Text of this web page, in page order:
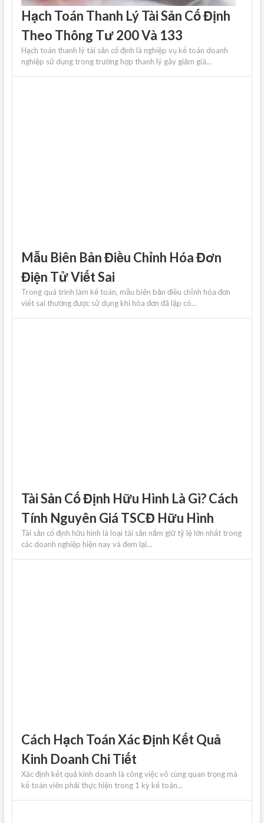
Hạch Toán Thanh Lý Tài Sản Cố Định
Theo Thông Tư 200 Và 133
Hạch toán thanh lý tài sản cố định là nghiệp vụ kế toán doanh
nghiệp sử dụng trong trường hợp thanh lý gây giảm giá...
Mẫu Biên Bản Điều Chỉnh Hóa Đơn
Điện Tử Viết Sai
Trong quá trình làm kế toán, mẫu biên bản điều chỉnh hóa đơn
viết sai thường được sử dụng khi hóa đơn đã lập có...
Tài Sản Cố Định Hữu Hình Là Gì? Cách
Tính Nguyên Giá TSCĐ Hữu Hình
Tài sản cố định hữu hình là loại tài sản nắm giữ tỷ lệ lớn nhất trong
các doanh nghiệp hiện nay và đem lại...
Cách Hạch Toán Xác Định Kết Quả
Kinh Doanh Chi Tiết
Xác định kết quả kinh doanh là công việc vô cùng quan trọng mà
kế toán viên phải thực hiện trong 1 kỳ kế toán...